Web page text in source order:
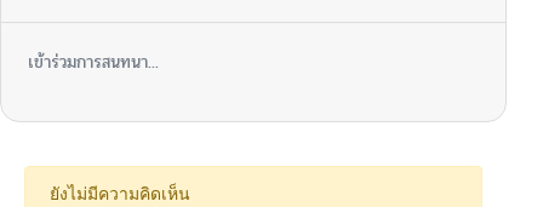
เข้าร่วมการสนทนา...
ยังไม่มีความคิดเห็น